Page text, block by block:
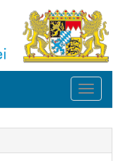
Toggle